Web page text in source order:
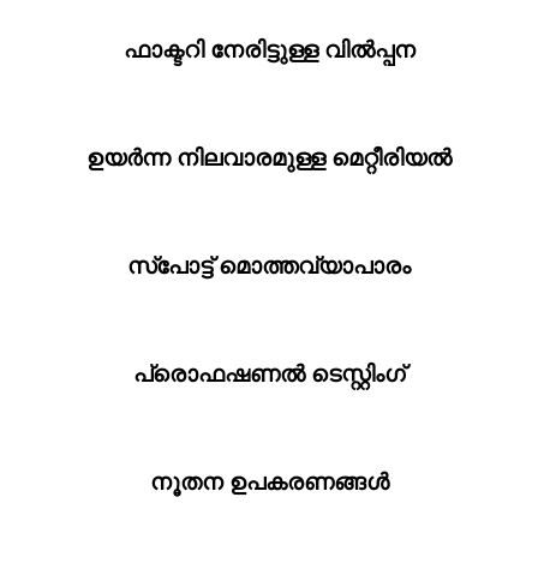
ഫാക്ടറി നേരിട്ടുള്ള വിൽപ്പന
ഉയർന്ന നിലവാരമുള്ള മെറ്റീരിയൽ
സ്പോട്ട് മൊത്തവ്യാപാരം
പ്രൊഫഷണൽ ടെസ്റ്റിംഗ്
നൂതന ഉപകരണങ്ങൾ